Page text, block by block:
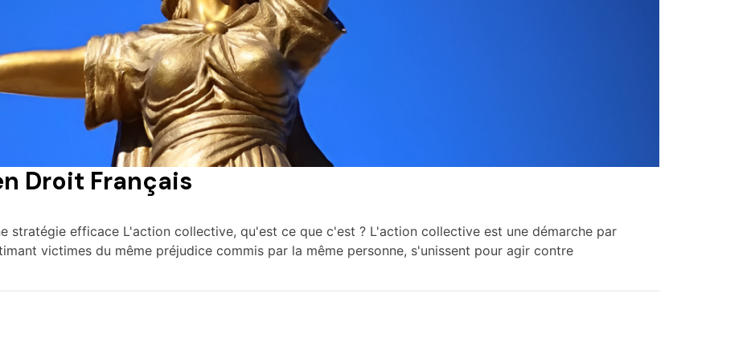
Droit Français
stratégie efficace L'action collective, qu'est ce que c'est ? L'action collective est une démarche par
victimes du même préjudice commis par la même personne, s'unissent pour agir contre